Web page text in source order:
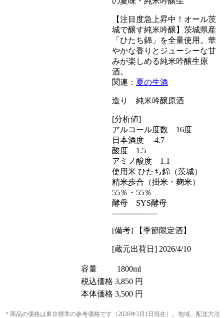
【注目度急上昇中！オール茨
城で醸す純米吟醸】茨城県産
「ひたち錦」を全量使用。華
やかな香りとジューシーな甘
みが楽しめる純米吟醸生原
酒。
関連： 夏の生酒
造り 純米吟醸原酒
[分析値]
アルコール度数 16度
日本酒度 -4.7
酸度 1.5
アミノ酸度 1.1
使用米 ひたち錦（茨城）
精米歩合（掛米・麹米）
55％・55％
酵母 SYS酵母
------------------
[備考] 【季節限定酒】
[蔵元出荷日] 2026/4/10
容量
1800ml
税込価格 3,850 円
本体価格 3,500 円
＊商品の価格は東京標準の参考価格です（2026年3月1日現在）。地域、配送方法